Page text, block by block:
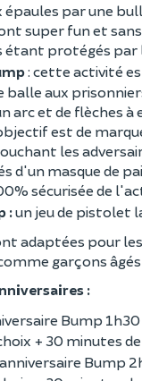
épaules par une
super fun et
étant protégés par
: cette activité
balle aux
arc et de flèches
est de
les
d'un masque de
sécurisée de
:un jeu de pistolet
adaptées pour
garçons âgés
:
Bump 1h30
+ 30 minutes
Bump